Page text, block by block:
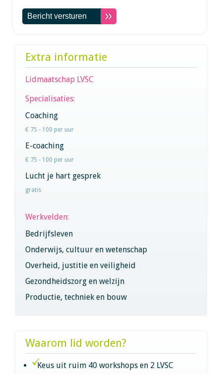
Extra informatie
Lidmaatschap LVSC
Specialisaties:
Coaching
€ 75 - 100 per uur
E-coaching
€ 75 - 100 per uur
Lucht je hart gesprek
gratis
Werkvelden:
Bedrijfsleven
Onderwijs, cultuur en wetenschap
Overheid, justitie en veiligheid
Gezondheidszorg en welzijn
Productie, techniek en bouw
Waarom lid worden?
Keus uit ruim 40 workshops en 2 LVSC